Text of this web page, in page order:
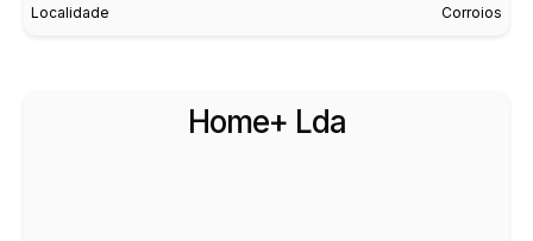
Localidade Corroios
Home+ Lda